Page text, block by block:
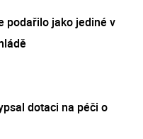
podařilo jako jediné v
dotaci na péči o